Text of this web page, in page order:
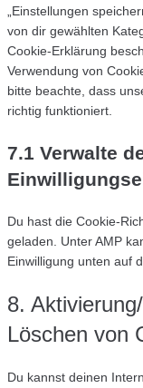
„Einstellungen
von dir gewählten
Cookie-Erklärung
Verwendung von
bitte beachte, dass
richtig funktioniert.
7.1 Verwalte
Du hast die Cookie-
geladen. Unter AMP
Einwilligung unten auf
8.
Löschen von
Du kannst deinen